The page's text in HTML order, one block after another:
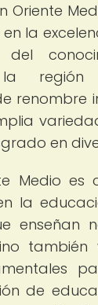
Oriente
la
región
renombre
en
Medio es
la
enseñan
también
de